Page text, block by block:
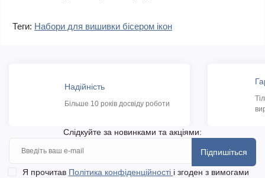
Теги: Набори для вишивки бісером ікон
Надійність
Більше 10 років досвіду роботи
Слідкуйте за новинками та акціями:
Підпишіться
Я прочитав Політика конфіденційності і згоден з вимогами